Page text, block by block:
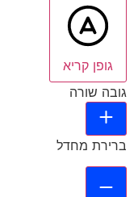
גופן קריא
גובה שורה
ברירת מחדל